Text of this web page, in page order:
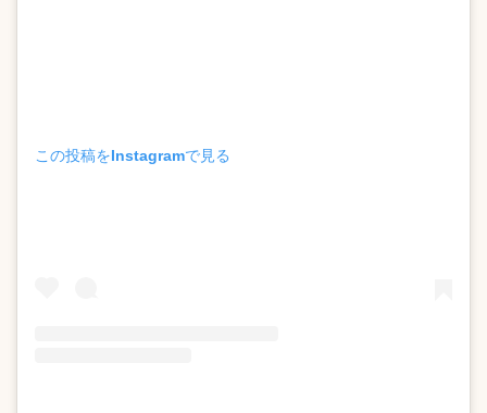
この投稿をInstagramで見る